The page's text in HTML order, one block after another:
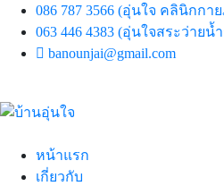
086 787 3566 (อุ่นใจ คลินิกก
063 446 4383 (อุ่นใจสระว่ายน้
banounjai@gmail.com
หน้าแรก
เกี่ยวกับ